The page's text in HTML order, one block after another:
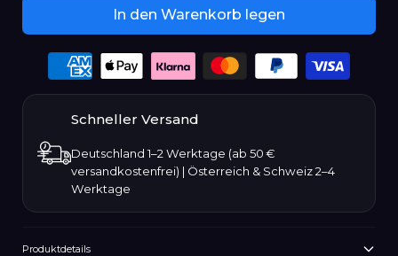
Februar
März
April
Juni
In den Warenkorb legen
Payment
options
Schneller Versand
Deutschland 1–2 Werktage (ab 50 €
versandkostenfrei) | Österreich & Schweiz 2–4
Werktage
Produktdetails